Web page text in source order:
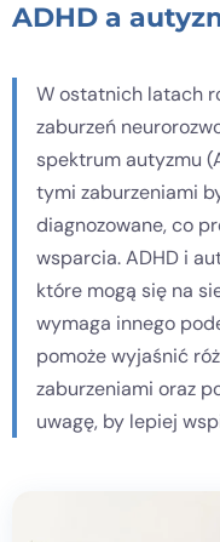
Psycholog w Twoim języku
Diagnozy psychologiczne
Testy psychologiczne
Dawka wiedzy
Dla specjalistów
Kontakt
ADHD a
W ostatnich latach
zaburzeń
spektrum autyzmu
tymi zaburzeniami
diagnozowane, co
wsparcia. ADHD i
które mogą się na
wymaga innego
pomoże wyjaśnić
zaburzeniami oraz
uwagę, by lepiej